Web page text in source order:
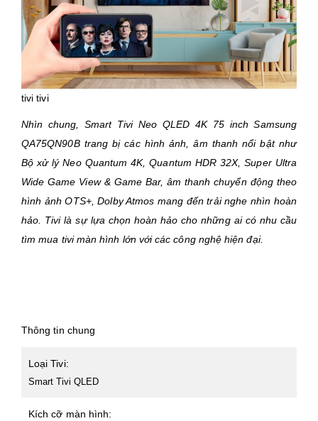
tivi tivi
Nhìn chung, Smart Tivi Neo QLED 4K 75 inch Samsung
QA75QN90B trang bị các hình ảnh, âm thanh nổi bật như
Bộ xử lý Neo Quantum 4K, Quantum HDR 32X, Super Ultra
Wide Game View & Game Bar, âm thanh chuyển động theo
hình ảnh OTS+, Dolby Atmos mang đến trải nghe nhìn hoàn
hảo. Tivi là sự lựa chọn hoàn hảo cho những ai có nhu cầu
tìm mua tivi màn hình lớn với các công nghệ hiện đại.
Thông tin chung
Loại Tivi:
Smart Tivi QLED
Kích cỡ màn hình: